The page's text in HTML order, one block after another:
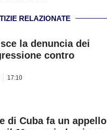
RELAZIONATE
la denuncia dei
contro
17:10
di Cuba fa un appello